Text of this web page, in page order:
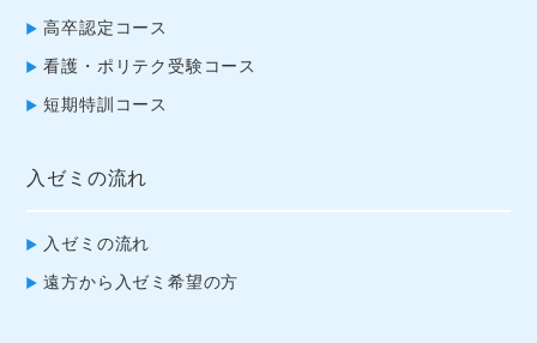
高卒認定コース
看護・ポリテク受験コース
短期特訓コース
入ゼミの流れ
入ゼミの流れ
遠方から入ゼミ希望の方